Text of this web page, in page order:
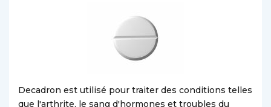
Decadron est utilisé pour traiter des conditions telles
que l'arthrite, le sang d'hormones et troubles du